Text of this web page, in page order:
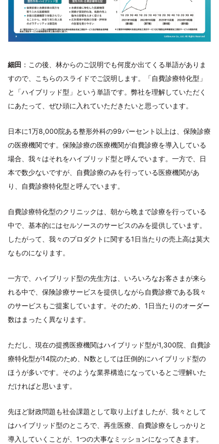
細田 ：この後、林からのご説明でも何度か出てくる単語がありま
すので、こちらのスライドでご説明します。「自費診療特化型」
と「ハイブリッド型」という単語です。弊社を理解していただく
にあたって、ぜひ頭に入れていただきたいと思っています。
日本に1万8,000院ある整形外科の99パーセント以上は、保険診療
の医療機関です。保険診療の医療機関が自費診療を導入している
場合、我々はそれをハイブリッド型と呼んでいます。一方で、日
本で数少ないですが、自費診療のみを行っている医療機関があ
り、自費診療特化型と呼んでいます。
自費診療特化型のクリニックは、朝から晩まで診療を行っている
中で、基本的にはセルソースのサービスのみを提供しています。
したがって、我々のプロダクトに関する1日当たりの売上高は莫大
なものになります。
一方で、ハイブリッド型の先生方は、いろいろなお客さまが来ら
れる中で、保険診療サービスを提供しながら自費診療である我々
のサービスもご提案しています。そのため、1日当たりのオーダー
数はまったく異なります。
ただし、現在の提携医療機関はハイブリッド型が1,300院、自費診
療特化型が14院のため、N数としては圧倒的にハイブリッド型の
ほうが多いです。そのような業界構造になっているとご理解いた
だければと思います。
先ほど財政問題も社会課題として取り上げましたが、我々として
はハイブリッド型のところで、再生医療、自費診療をしっかりと
導入していくことが、1つの大事なミッションになってきます。